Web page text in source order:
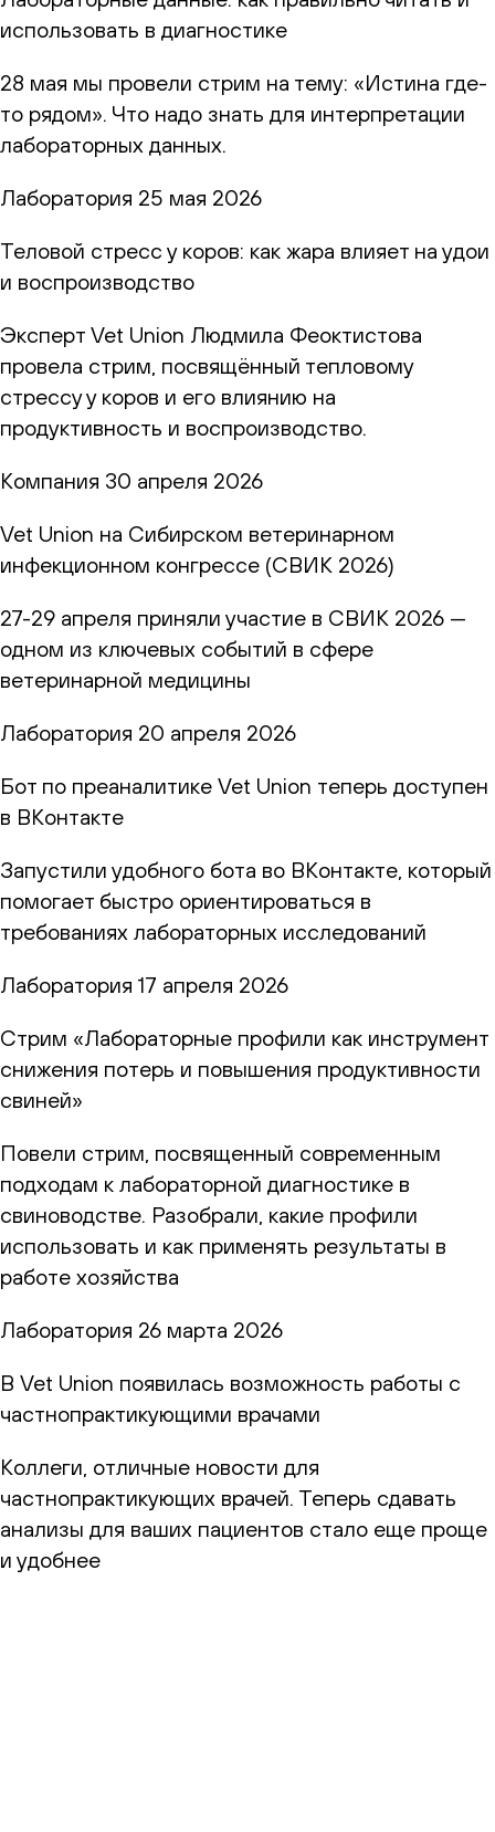
использовать в диагностике
28 мая мы провели стрим на тему: «Истина где-
то рядом». Что надо знать для интерпретации
лабораторных данных.
Лаборатория 25 мая 2026
Теловой стресс у коров: как жара влияет на удои
и воспроизводство
Эксперт Vet Union Людмила Феоктистова
провела стрим, посвящённый тепловому
стрессу у коров и его влиянию на
продуктивность и воспроизводство.
Компания 30 апреля 2026
Vet Union на Сибирском ветеринарном
инфекционном конгрессе (СВИК 2026)
27-29 апреля приняли участие в СВИК 2026 —
одном из ключевых событий в сфере
ветеринарной медицины
Лаборатория 20 апреля 2026
Бот по преаналитике Vet Union теперь доступен
в ВКонтакте
Запустили удобного бота во ВКонтакте, который
помогает быстро ориентироваться в
требованиях лабораторных исследований
Лаборатория 17 апреля 2026
Стрим «Лабораторные профили как инструмент
снижения потерь и повышения продуктивности
свиней»
Повели стрим, посвященный современным
подходам к лабораторной диагностике в
свиноводстве. Разобрали, какие профили
использовать и как применять результаты в
работе хозяйства
Лаборатория 26 марта 2026
В Vet Union появилась возможность работы с
частнопрактикующими врачами
Коллеги, отличные новости для
частнопрактикующих врачей. Теперь сдавать
анализы для ваших пациентов стало еще проще
и удобнее